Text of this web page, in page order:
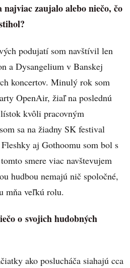
zaujalo alebo niečo, čo
podujatí som navštívil len
a Dysangelium v Banskej
koncertov. Minulý rok som
OpenAir, žiaľ na poslednú
kvôli pracovným
sa na žiadny SK festival
aj Gothoomu som bol s
smere viac navštevujem
hudbou nemajú nič spoločné,
mňa veľkú rolu.
o svojich hudobných
ako poslucháča siahajú cca